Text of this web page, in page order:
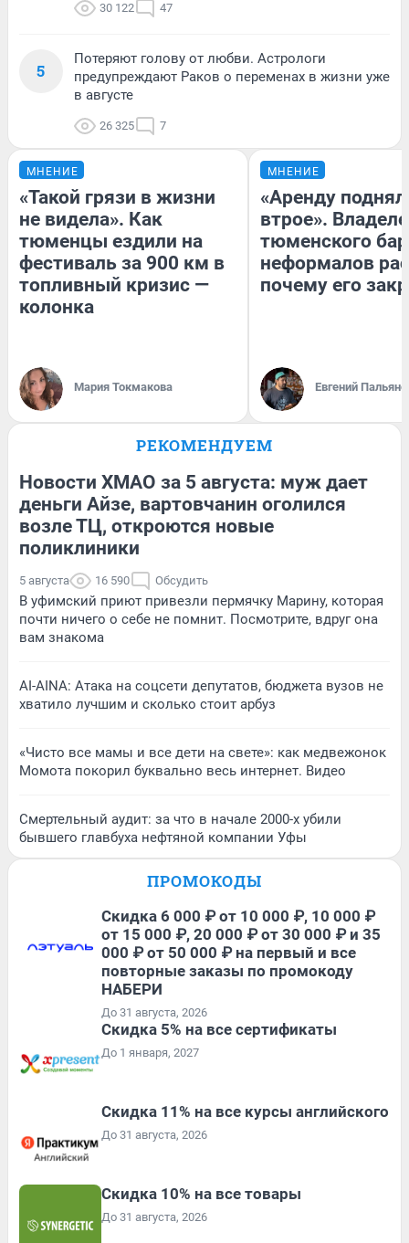
30 122 47
5
Потеряют голову от любви. Астрологи
предупреждают Раков о переменах в жизни уже
в августе
26 325 7
МНЕНИЕ
«Такой грязи в жизни
не видела». Как
тюменцы ездили на
фестиваль за 900 км в
топливный кризис —
колонка
Мария Токмакова
МНЕНИЕ
«Аренду
втрое».
тюменского
неформалов
почему его
Евгений
РЕКОМЕНДУЕМ
Новости ХМАО за 5 августа: муж дает
деньги Айзе, вартовчанин оголился
возле ТЦ, откроются новые
поликлиники
5 августа 16 590 Обсудить
В уфимский приют привезли пермячку Марину, которая
почти ничего о себе не помнит. Посмотрите, вдруг она
вам знакома
AI-AINA: Атака на соцсети депутатов, бюджета вузов не
хватило лучшим и сколько стоит арбуз
«Чисто все мамы и все дети на свете»: как медвежонок
Момота покорил буквально весь интернет. Видео
Смертельный аудит: за что в начале 2000-х убили
бывшего главбуха нефтяной компании Уфы
ПРОМОКОДЫ
Скидка 6 000 ₽ от 10 000 ₽, 10 000 ₽
от 15 000 ₽, 20 000 ₽ от 30 000 ₽ и 35
000 ₽ от 50 000 ₽ на первый и все
повторные заказы по промокоду
НАБЕРИ
До 31 августа, 2026
Скидка 5% на все сертификаты
До 1 января, 2027
Скидка 11% на все курсы английского
До 31 августа, 2026
Скидка 10% на все товары
До 31 августа, 2026